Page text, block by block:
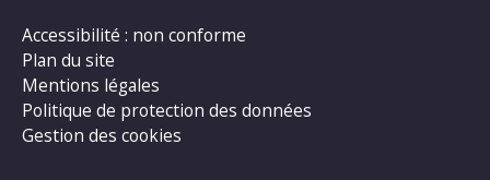
Accessibilité : non conforme
Plan du site
Mentions légales
Politique de protection des données
Gestion des cookies